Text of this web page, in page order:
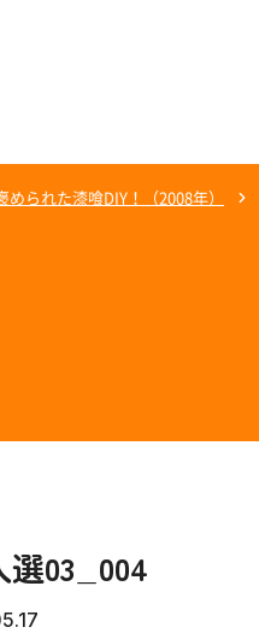
られた漆喰DIY！（2008年）
選03_004